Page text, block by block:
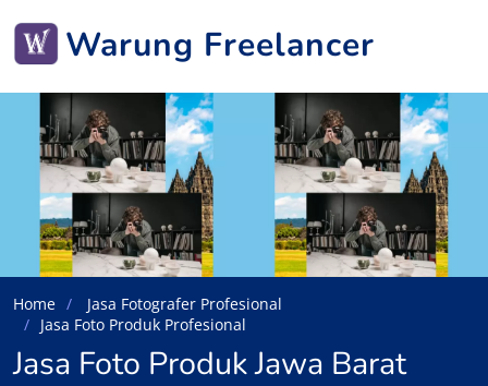
Warung Freelancer
Home
Jasa Fotografer Profesional
Jasa Foto Produk Profesional
Jasa Foto Produk Jawa Barat